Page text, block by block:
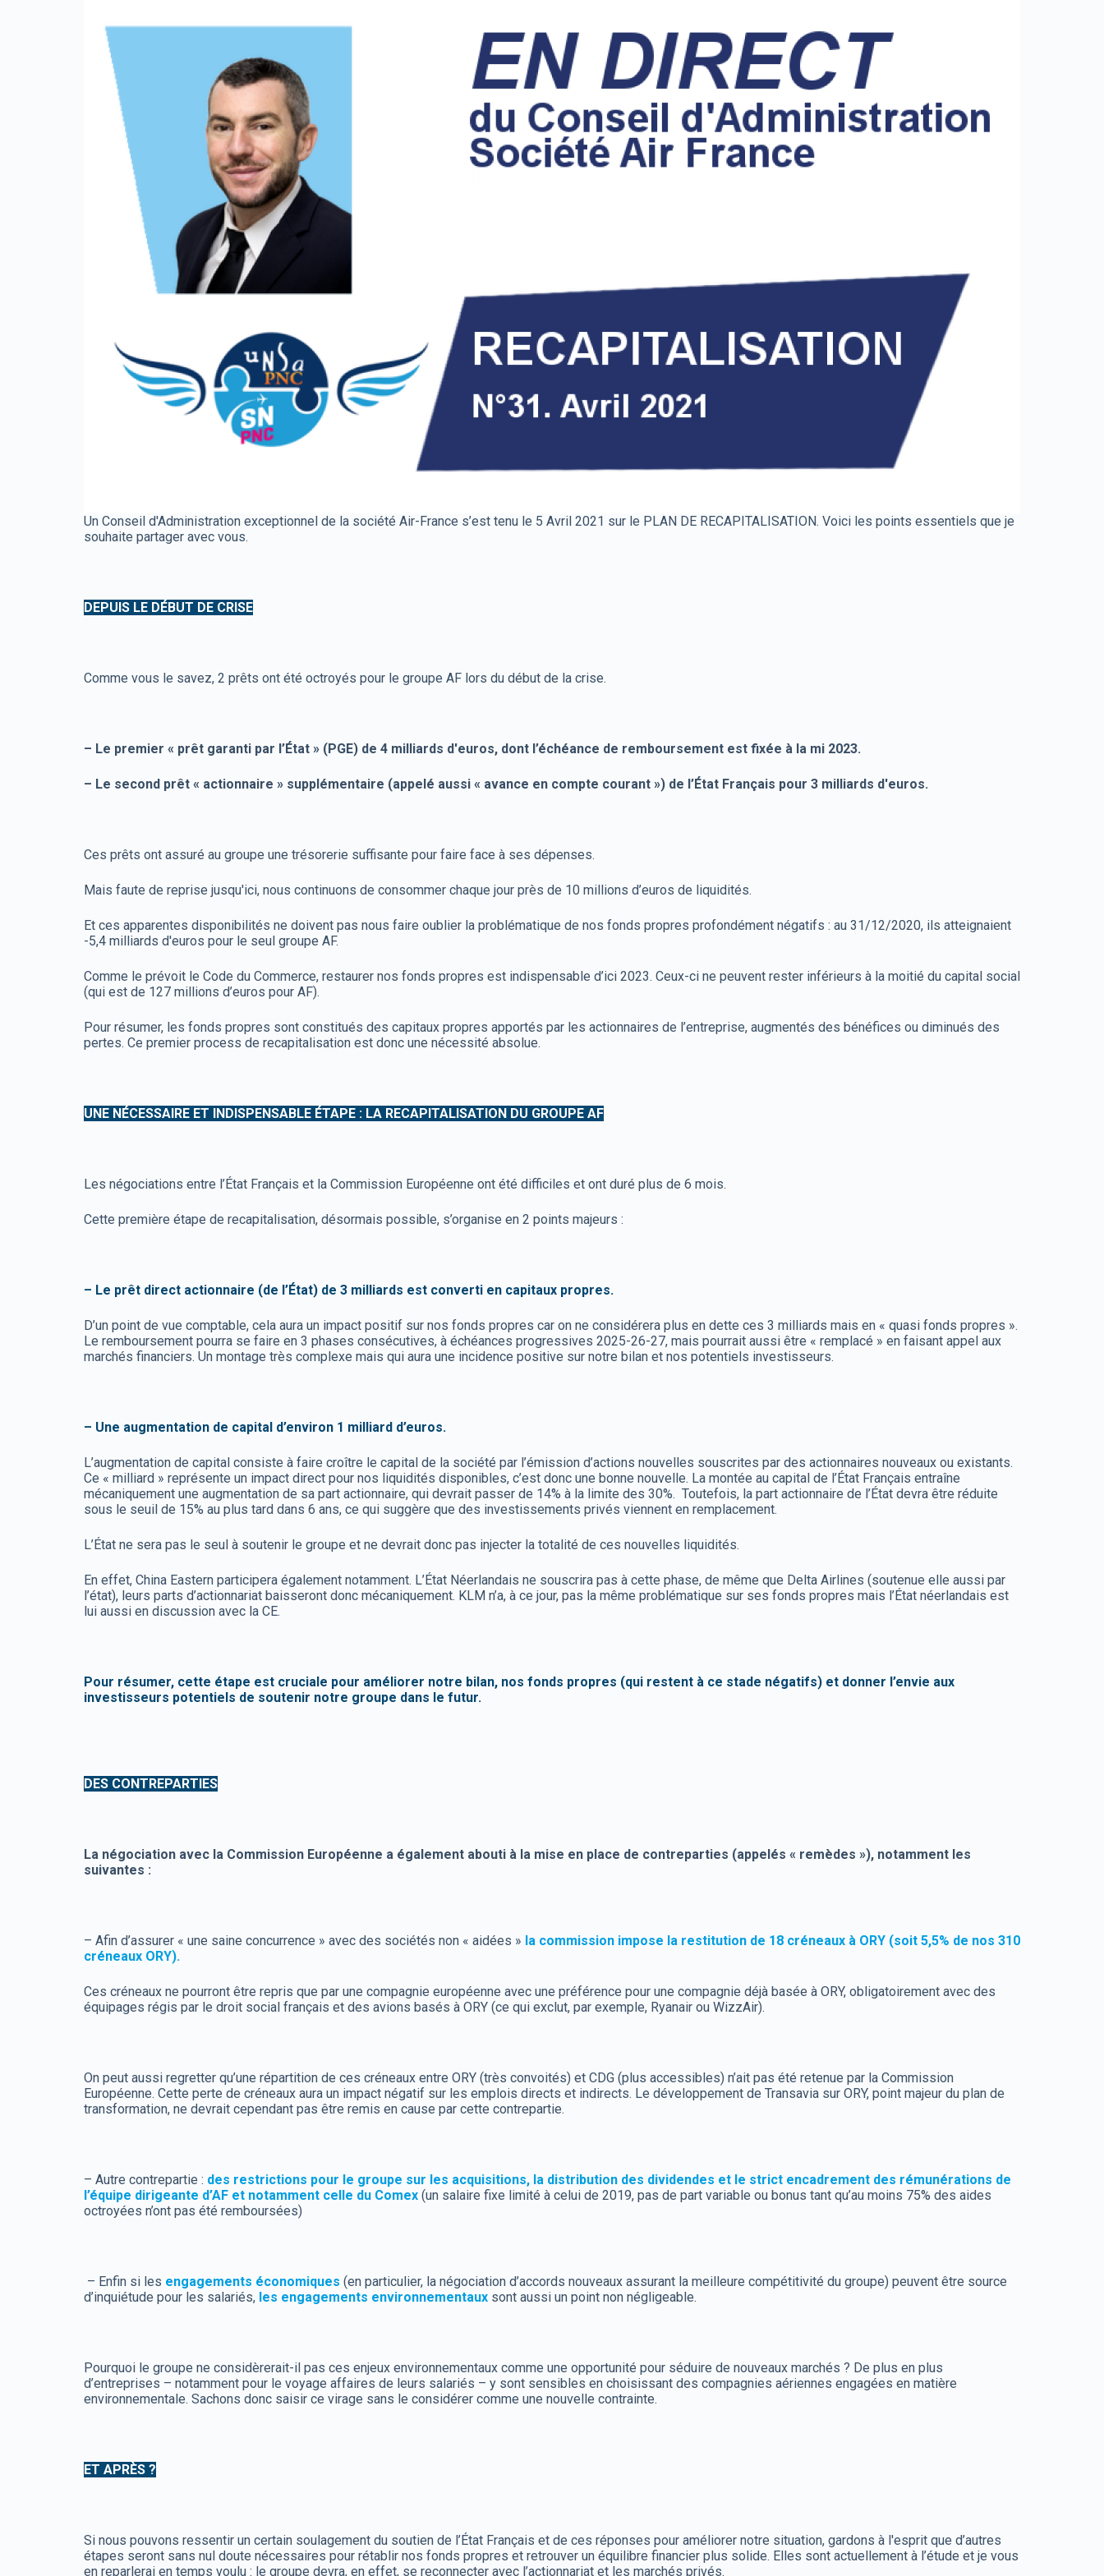
Un Conseil d'Administration exceptionnel de la société Air-France s’est tenu le 5 Avril 2021 sur le PLAN DE RECAPITALISATION. Voici les points essentiels que je
souhaite partager avec vous.
DEPUIS LE DÉBUT DE CRISE
Comme vous le savez, 2 prêts ont été octroyés pour le groupe AF lors du début de la crise.
– Le premier « prêt garanti par l’État » (PGE) de 4 milliards d'euros, dont l’échéance de remboursement est fixée à la mi 2023.
– Le second prêt « actionnaire » supplémentaire (appelé aussi « avance en compte courant ») de l’État Français pour 3 milliards d'euros.
Ces prêts ont assuré au groupe une trésorerie suffisante pour faire face à ses dépenses.
Mais faute de reprise jusqu'ici, nous continuons de consommer chaque jour près de 10 millions d’euros de liquidités.
Et ces apparentes disponibilités ne doivent pas nous faire oublier la problématique de nos fonds propres profondément négatifs : au 31/12/2020, ils atteignaient
-5,4 milliards d'euros pour le seul groupe AF.
Comme le prévoit le Code du Commerce, restaurer nos fonds propres est indispensable d’ici 2023. Ceux-ci ne peuvent rester inférieurs à la moitié du capital social
(qui est de 127 millions d’euros pour AF).
Pour résumer, les fonds propres sont constitués des capitaux propres apportés par les actionnaires de l’entreprise, augmentés des bénéfices ou diminués des
pertes. Ce premier process de recapitalisation est donc une nécessité absolue.
UNE NÉCESSAIRE ET INDISPENSABLE ÉTAPE : LA RECAPITALISATION DU GROUPE AF
Les négociations entre l’État Français et la Commission Européenne ont été difficiles et ont duré plus de 6 mois.
Cette première étape de recapitalisation, désormais possible, s’organise en 2 points majeurs :
– Le prêt direct actionnaire (de l’État) de 3 milliards est converti en capitaux propres.
D’un point de vue comptable, cela aura un impact positif sur nos fonds propres car on ne considérera plus en dette ces 3 milliards mais en « quasi fonds propres ».
Le remboursement pourra se faire en 3 phases consécutives, à échéances progressives 2025-26-27, mais pourrait aussi être « remplacé » en faisant appel aux
marchés financiers. Un montage très complexe mais qui aura une incidence positive sur notre bilan et nos potentiels investisseurs.
– Une augmentation de capital d’environ 1 milliard d’euros.
L’augmentation de capital consiste à faire croître le capital de la société par l’émission d’actions nouvelles souscrites par des actionnaires nouveaux ou existants.
Ce « milliard » représente un impact direct pour nos liquidités disponibles, c’est donc une bonne nouvelle. La montée au capital de l’État Français entraîne
mécaniquement une augmentation de sa part actionnaire, qui devrait passer de 14% à la limite des 30%. Toutefois, la part actionnaire de l’État devra être réduite
sous le seuil de 15% au plus tard dans 6 ans, ce qui suggère que des investissements privés viennent en remplacement.
L’État ne sera pas le seul à soutenir le groupe et ne devrait donc pas injecter la totalité de ces nouvelles liquidités.
En effet, China Eastern participera également notamment. L’État Néerlandais ne souscrira pas à cette phase, de même que Delta Airlines (soutenue elle aussi par
l’état), leurs parts d’actionnariat baisseront donc mécaniquement. KLM n’a, à ce jour, pas la même problématique sur ses fonds propres mais l’État néerlandais est
lui aussi en discussion avec la CE.
Pour résumer, cette étape est cruciale pour améliorer notre bilan, nos fonds propres (qui restent à ce stade négatifs) et donner l’envie aux
investisseurs potentiels de soutenir notre groupe dans le futur.
DES CONTREPARTIES
La négociation avec la Commission Européenne a également abouti à la mise en place de contreparties (appelés « remèdes »), notamment les
suivantes :
– Afin d’assurer « une saine concurrence » avec des sociétés non « aidées » la commission impose la restitution de 18 créneaux à ORY (soit 5,5% de nos 310
créneaux ORY).
Ces créneaux ne pourront être repris que par une compagnie européenne avec une préférence pour une compagnie déjà basée à ORY, obligatoirement avec des
équipages régis par le droit social français et des avions basés à ORY (ce qui exclut, par exemple, Ryanair ou WizzAir).
On peut aussi regretter qu’une répartition de ces créneaux entre ORY (très convoités) et CDG (plus accessibles) n’ait pas été retenue par la Commission
Européenne. Cette perte de créneaux aura un impact négatif sur les emplois directs et indirects. Le développement de Transavia sur ORY, point majeur du plan de
transformation, ne devrait cependant pas être remis en cause par cette contrepartie.
– Autre contrepartie : des restrictions pour le groupe sur les acquisitions, la distribution des dividendes et le strict encadrement des rémunérations de
l’équipe dirigeante d’AF et notamment celle du Comex (un salaire fixe limité à celui de 2019, pas de part variable ou bonus tant qu’au moins 75% des aides
octroyées n’ont pas été remboursées)
– Enfin si les engagements économiques (en particulier, la négociation d’accords nouveaux assurant la meilleure compétitivité du groupe) peuvent être source
d’inquiétude pour les salariés, les engagements environnementaux sont aussi un point non négligeable.
Pourquoi le groupe ne considèrerait-il pas ces enjeux environnementaux comme une opportunité pour séduire de nouveaux marchés ? De plus en plus
d’entreprises – notamment pour le voyage affaires de leurs salariés – y sont sensibles en choisissant des compagnies aériennes engagées en matière
environnementale. Sachons donc saisir ce virage sans le considérer comme une nouvelle contrainte.
ET APRÈS ?
Si nous pouvons ressentir un certain soulagement du soutien de l’État Français et de ces réponses pour améliorer notre situation, gardons à l'esprit que d’autres
étapes seront sans nul doute nécessaires pour rétablir nos fonds propres et retrouver un équilibre financier plus solide. Elles sont actuellement à l’étude et je vous
en reparlerai en temps voulu : le groupe devra, en effet, se reconnecter avec l’actionnariat et les marchés privés.